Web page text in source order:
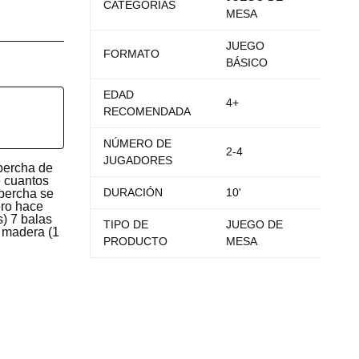
de
cuantos
se
hace
7 balas
(1
CATEGORIAS
MESA
FORMATO
JUEGO
BÁSICO
EDAD
RECOMENDADA
4+
NÚMERO DE
JUGADORES
2-4
DURACIÓN 10'
TIPO DE
PRODUCTO
JUEGO DE
MESA